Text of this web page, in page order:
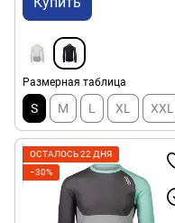
Размерная таблица
S M L XL XXL
ОСТАЛОСЬ 22 ДНЯ
−30%